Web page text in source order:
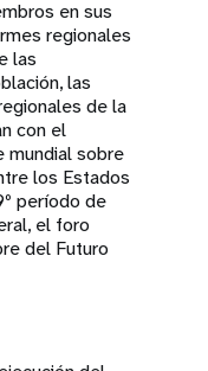
en sus
regionales
las
las
de la
con el
mundial sobre
los Estados
período de
el foro
del Futuro